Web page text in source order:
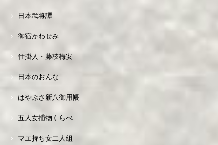
日本武将譚
御宿かわせみ
仕掛人・藤枝梅安
日本のおんな
はやぶさ新八御用帳
五人女捕物くらべ
マエ持ち女二人組